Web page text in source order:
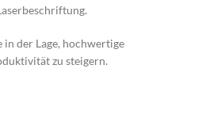
der Lage, hochwertige
zu steigern.